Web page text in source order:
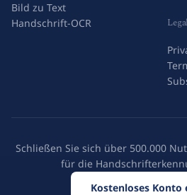
Bild zu Text
Handschrift-OCR
Legal
Schließen Sie sich über 500.000
für die
Kostenloses Konto